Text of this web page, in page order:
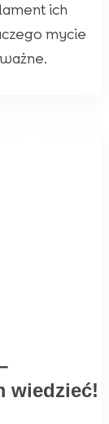
ich
mycie
wiedzieć!